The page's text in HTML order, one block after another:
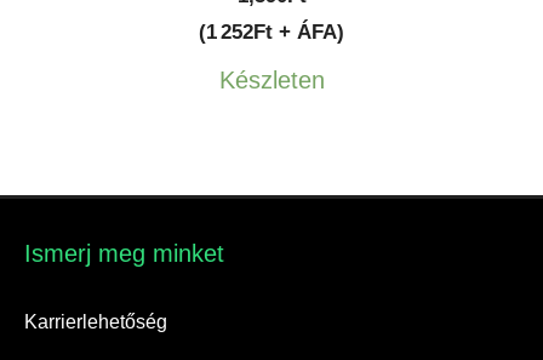
(1 252Ft + ÁFA)
Készleten
Ismerj meg minket​
Karrierlehetőség